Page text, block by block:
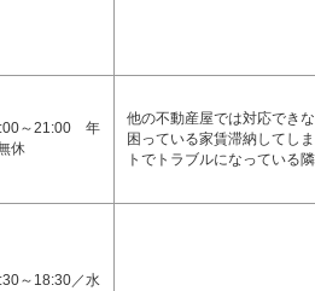
～21:00 年
休
他の不動産屋では対応でき
困っている家賃滞納してし
トでトラブルになっている
～18:30／水